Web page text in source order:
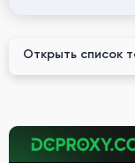
Открыть список